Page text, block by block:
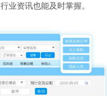
业资讯也能及时掌握。